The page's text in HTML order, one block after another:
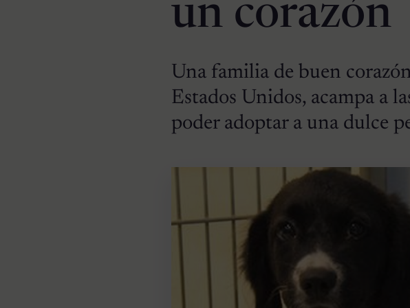
un corazón
Una familia de buen
Estados Unidos, acampa a
poder adoptar a una dulce